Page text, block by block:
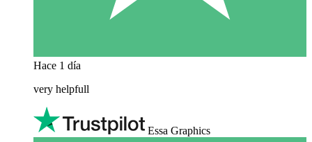
Hace 1 día
very helpfull
Essa Graphics